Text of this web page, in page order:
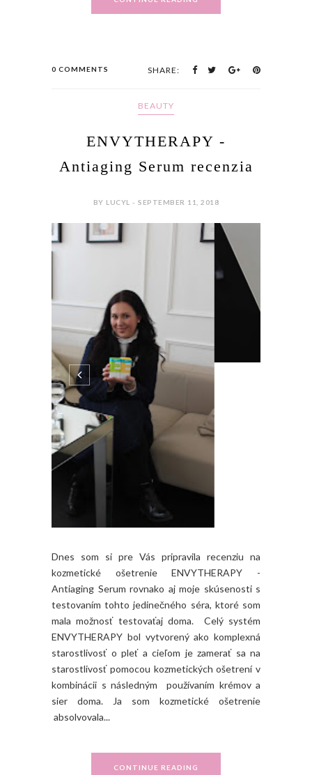
0 COMMENTS SHARE:
BEAUTY
ENVYTHERAPY -
Antiaging Serum recenzia
BY LUCYL - SEPTEMBER 11, 2018
Dnes som si pre Vás pripravila recenziu na
kozmetické ošetrenie ENVYTHERAPY -
Antiaging Serum rovnako aj moje skúsenosti s
testovaním tohto jedinečného séra, ktoré som
mala možnosť testovaťaj doma. Celý systém
ENVYTHERAPY bol vytvorený ako komplexná
starostlivosť o pleť a cieľom je zamerať sa na
starostlivosť pomocou kozmetických ošetrení v
sier doma. Ja som kozmetické ošetrenie
absolvovala...
CONTINUE READING
SHARE:
STORIES STORIES